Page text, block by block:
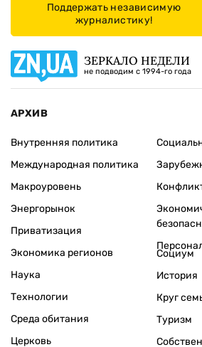
Поддержать независимую
журналистику!
ЗЕРКАЛО НЕДЕЛИ
не подводим с 1994-го года
АРХИВ
Внутренняя политика
Международная политика
Макроуровень
Энергорынок
Приватизация
Экономика регионов
Наука
Технологии
Среда обитания
Церковь
Социум
История
Круг
Туризм